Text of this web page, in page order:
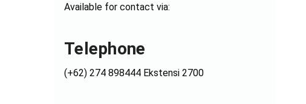
Available for contact via:
Telephone
(+62) 274 898444 Ekstensi 2700